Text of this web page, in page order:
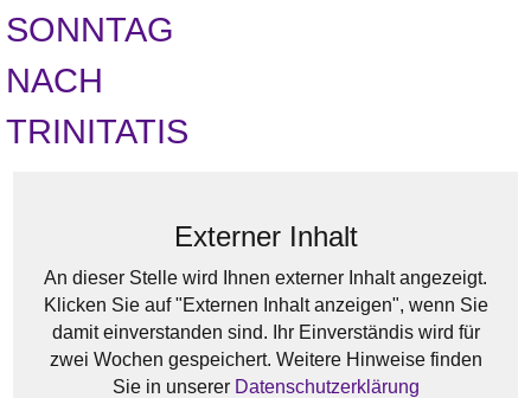
SONNTAG
NACH
TRINITATIS
Externer Inhalt
An dieser Stelle wird Ihnen externer Inhalt angezeigt.
Klicken Sie auf "Externen Inhalt anzeigen", wenn Sie
damit einverstanden sind. Ihr Einverständis wird für
zwei Wochen gespeichert. Weitere Hinweise finden
Sie in unserer Datenschutzerklärung